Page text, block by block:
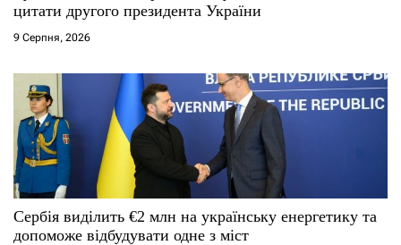
і
в
цитати другого президента України
9 Серпня, 2026
Сербія виділить €2 млн на українську енергетику та
допоможе відбудувати одне з міст